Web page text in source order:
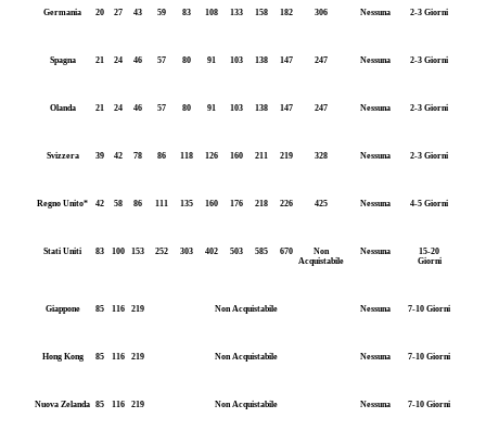
Germania 20 27 43 59 83 108 133 158 182 306 Nessuna 2-3 Giorni
Spagna 21 24 46 57 80 91 103 138 147 247 Nessuna 2-3 Giorni
Olanda 21 24 46 57 80 91 103 138 147 247 Nessuna 2-3 Giorni
Svizzera 39 42 78 86 118 126 160 211 219 328 Nessuna 2-3 Giorni
Regno Unito* 42 58 86 111 135 160 176 218 226 425 Nessuna 4-5 Giorni
Stati Uniti 83 100 153 252 303 402 503 585 670
Non
Acquistabile
Nessuna
15-20
Giorni
Giappone 85 116 219 Non Acquistabile Nessuna 7-10 Giorni
Hong Kong 85 116 219 Non Acquistabile Nessuna 7-10 Giorni
Nuova Zelanda 85 116 219 Non Acquistabile Nessuna 7-10 Giorni